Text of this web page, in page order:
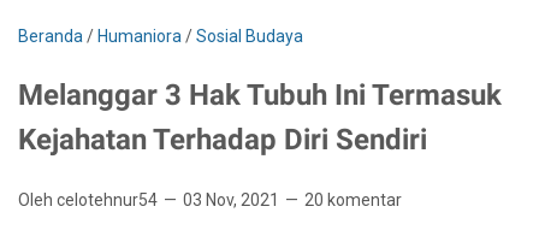
Beranda / Humaniora /Sosial Budaya
Melanggar 3 Hak Tubuh Ini Termasuk
Kejahatan Terhadap Diri Sendiri
Oleh celotehnur54 03 Nov, 2021 20 komentar